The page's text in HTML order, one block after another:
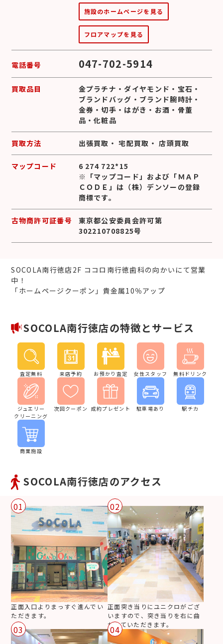
施設のホームページを見る
フロアマップを見る
電話番号 047-702-5914
買取品目 金プラチナ ・ダイヤモンド ・ 宝石 ・
ブランドバッグ ・ ブランド腕時計 ・
金券 ・切手 ・ はがき ・ お酒 ・ 骨董
品 ・化粧品
買取方法 出張買取 ・宅配買取 ・店頭買取
マップコード
6 274 722*15
※「マップコード」および「ＭＡＰ
ＣＯＤＥ」は（株）デンソーの登録
商標です。
古物商許可証番号
東京都公安委員会許可第
302210708825号
SOCOLA南行徳店2F ココロ南行徳歯科の向かいにて営業
中！
「ホームページクーポン」貴金属10％アップ
SOCOLA南行徳店の特徴とサービス
査定無料 来店予約 お預かり査定 女性スタッフ 無料ドリンク
ジュエリー
クリーニング
次回クーポン 成約プレゼント 駐車場あり 駅チカ
商業施設
SOCOLA南行徳店のアクセス
01
正面入口よりまっすぐ進んでい
ただきます。
02
正面突き当りにユニクロがござ
いますので、突き当りを右に曲
がっていただきます。
03 04